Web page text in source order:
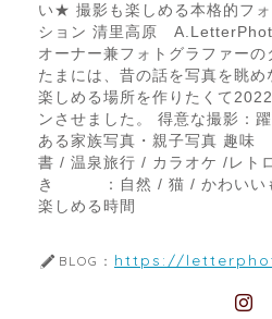
い★ 撮影も楽しめる本格的フ
ション 清里高原
オーナー兼フォトグラファーの
たまには、昔の話を写真を眺め
楽しめる場所を作りたくて
ンさせました。 得意な撮影：
ある家族写真・親子写真 趣
書 / 温泉旅行 / カラオケ /レト
き ：自然 / 猫 / かわいいも
楽しめる時間
BLOG： https://